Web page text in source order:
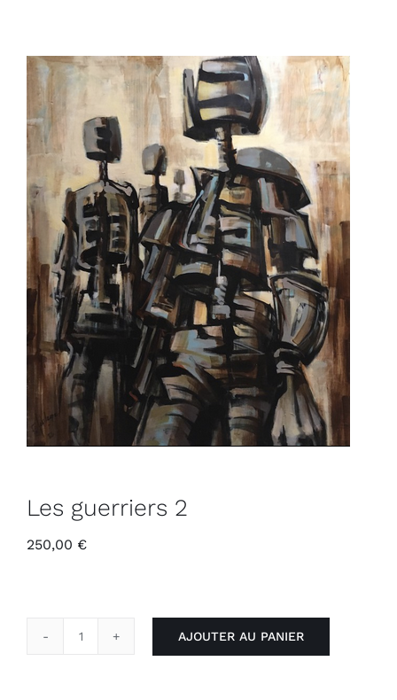
Les guerriers 2
250,00 €
AJOUTER AU PANIER